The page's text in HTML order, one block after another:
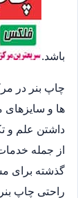
باشد.
چاپ بنر در
ها و
داشتن علم و
از جمله
گذشته برای
راحتی چاپ